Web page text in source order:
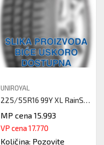
UNIROYAL
225/55R16 99Y XL RainSport 5
MP cena 15.993
VP cena 17.770
Količina: Pozovite